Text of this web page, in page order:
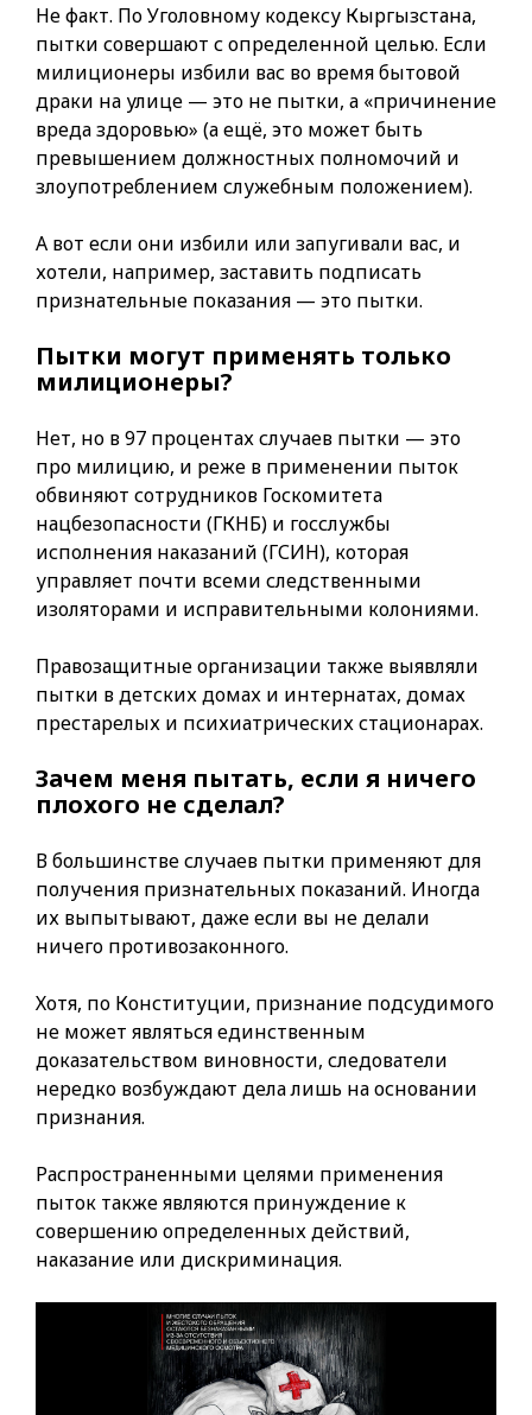
Не факт. По Уголовному кодексу Кыргызстана,
пытки совершают с определенной целью. Если
милиционеры избили вас во время бытовой
драки на улице — это не пытки, а «причинение
вреда здоровью» (а ещё, это может быть
превышением должностных полномочий и
злоупотреблением служебным положением).
А вот если они избили или запугивали вас, и
хотели, например, заставить подписать
признательные показания — это пытки.
Пытки могут применять только
милиционеры?
Нет, но в 97 процентах случаев пытки — это
про милицию, и реже в применении пыток
обвиняют сотрудников Госкомитета
нацбезопасности (ГКНБ) и госслужбы
исполнения наказаний (ГСИН), которая
управляет почти всеми следственными
изоляторами и исправительными колониями.
Правозащитные организации также выявляли
пытки в детских домах и интернатах, домах
престарелых и психиатрических стационарах.
Зачем меня пытать, если я ничего
плохого не сделал?
В большинстве случаев пытки применяют для
получения признательных показаний. Иногда
их выпытывают, даже если вы не делали
ничего противозаконного.
Хотя, по Конституции, признание подсудимого
не может являться единственным
доказательством виновности, следователи
нередко возбуждают дела лишь на основании
признания.
Распространенными целями применения
пыток также являются принуждение к
совершению определенных действий,
наказание или дискриминация.